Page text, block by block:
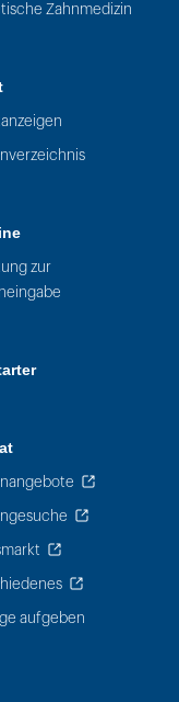
Zahnmedizin
zur
aufgeben